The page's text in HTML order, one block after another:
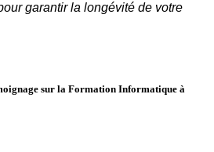
garantir la longévité de votre
sur la Formation Informatique à